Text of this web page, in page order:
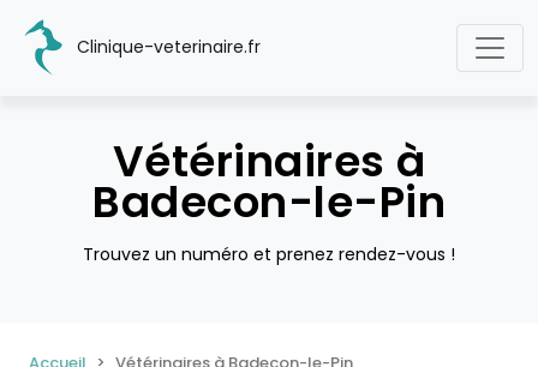
Clinique-veterinaire.fr
Vétérinaires à
Badecon-le-Pin
Trouvez un numéro et prenez rendez-vous !